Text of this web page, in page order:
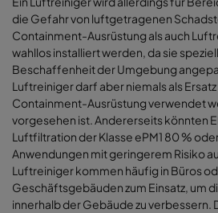
die Gefahr von luftgetragenen
Containment-Ausrüstung als auch
wahllos installiert werden, da sie
Beschaffenheit der Umgebung
Luftreiniger darf aber niemalsals
Containment-Ausrüstung verwendet
vorgesehen ist. Andererseits könnten
Luftfiltration der Klasse ePM1 80 %
Anwendungen mit geringerem Risiko
Luftreiniger kommen häufig in Büros
Geschäftsgebäuden zum Einsatz, um
innerhalb der Gebäude zu verbessern.